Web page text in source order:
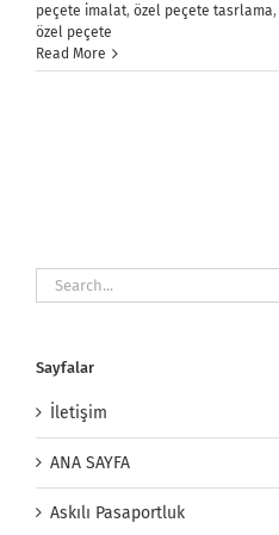
peçete imalat, özel peçete tasrlama,
özel peçete
Read More
Search
for:
Sayfalar
İletişim
ANA SAYFA
Askılı Pasaportluk